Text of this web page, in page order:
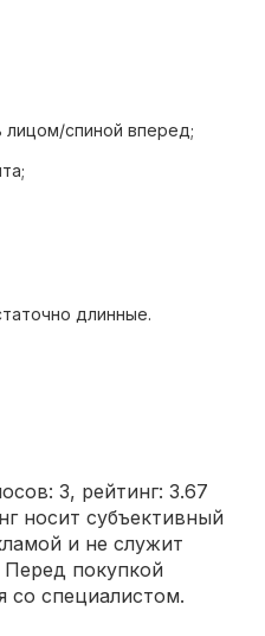
лицом/спиной вперед;
под каждого ребенка.
длинные.
3, рейтинг: 3.67
носит субъективный
и не служит
покупкой
со специалистом.